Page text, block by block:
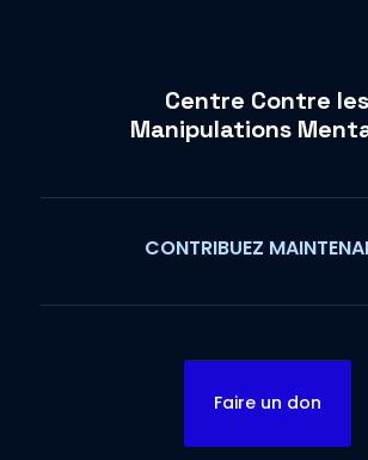
Centre Contre les
Manipulations
CONTRIBUEZ
Faire un don